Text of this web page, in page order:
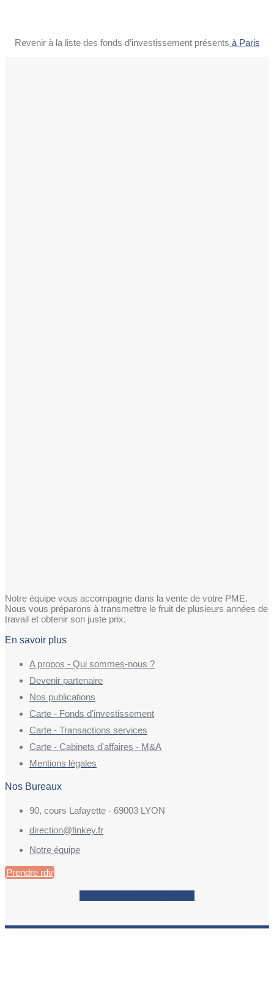
Revenir à la liste des fonds d’investissement présents à Paris
Notre équipe vous accompagne dans la vente de votre PME.
Nous vous préparons à transmettre le fruit de plusieurs années de
travail et obtenir son juste prix.
En savoir plus
A propos - Qui sommes-nous ?
Devenir partenaire
Nos publications
Carte - Fonds d'investissement
Carte - Transactions services
Carte - Cabinets d'affaires - M&A
Mentions légales
Nos Bureaux
90, cours Lafayette - 69003 LYON
direction@finkey.fr
Notre équipe
Prendre rdv